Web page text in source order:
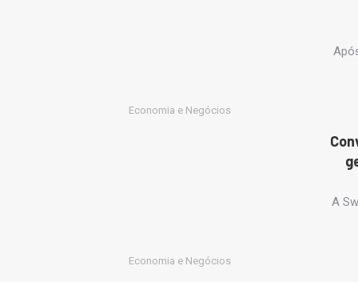
Economia e Negócios
A
Economia e Negócios